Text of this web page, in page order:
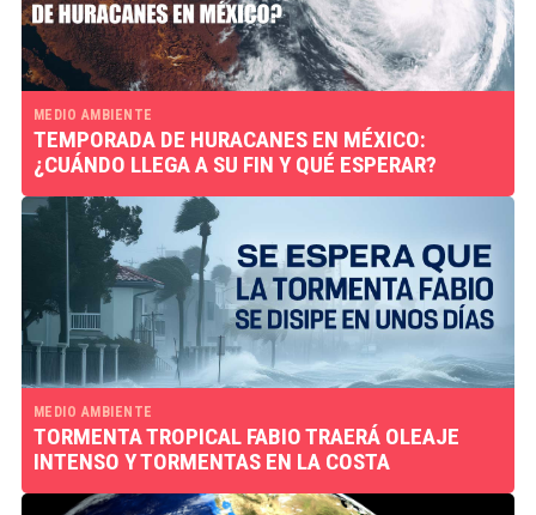
MEDIO AMBIENTE
TEMPORADA DE HURACANES EN MÉXICO:
¿CUÁNDO LLEGA A SU FIN Y QUÉ ESPERAR?
MEDIO AMBIENTE
TORMENTA TROPICAL FABIO TRAERÁ OLEAJE
INTENSO Y TORMENTAS EN LA COSTA